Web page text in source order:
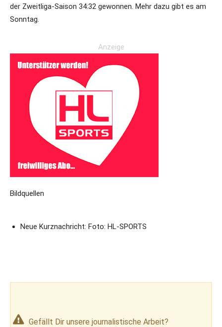
der Zweitliga-Saison 34:32 gewonnen. Mehr dazu gibt es am
Sonntag.
Anzeige
Bildquellen
Neue Kurznachricht: Foto: HL-SPORTS
Gefällt Dir unsere journalistische Arbeit?